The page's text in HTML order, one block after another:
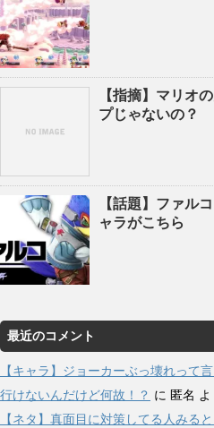
【指摘】マリオ
プじゃないの？
【話題】ファル
ャラがこちら
最近のコメント
【キャラ】ジョーカーぶっ壊れって
行けないんだけど何故！？ に 匿名 よ
【ネタ】真面目に対策してる人みる